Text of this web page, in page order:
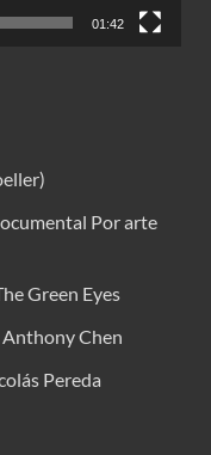
01:42
Por arte
Green Eyes
Anthony Chen
Pereda